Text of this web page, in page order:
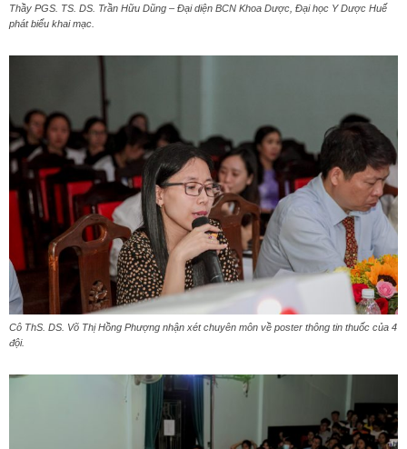
Thầy PGS. TS. DS. Trần Hữu Dũng – Đại diện BCN Khoa Dược, Đại học Y Dược Huế
phát biểu khai mạc.
Cô ThS. DS. Võ Thị Hồng Phượng nhận xét chuyên môn về poster thông tin thuốc của 4
đội.